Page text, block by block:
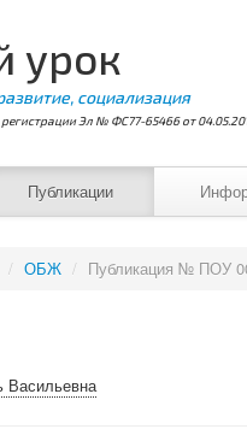
урок
социализация
Эл № ФС77-65466 от
Публикации
/ ОБЖ / Публикация № ПОУ
Васильевна